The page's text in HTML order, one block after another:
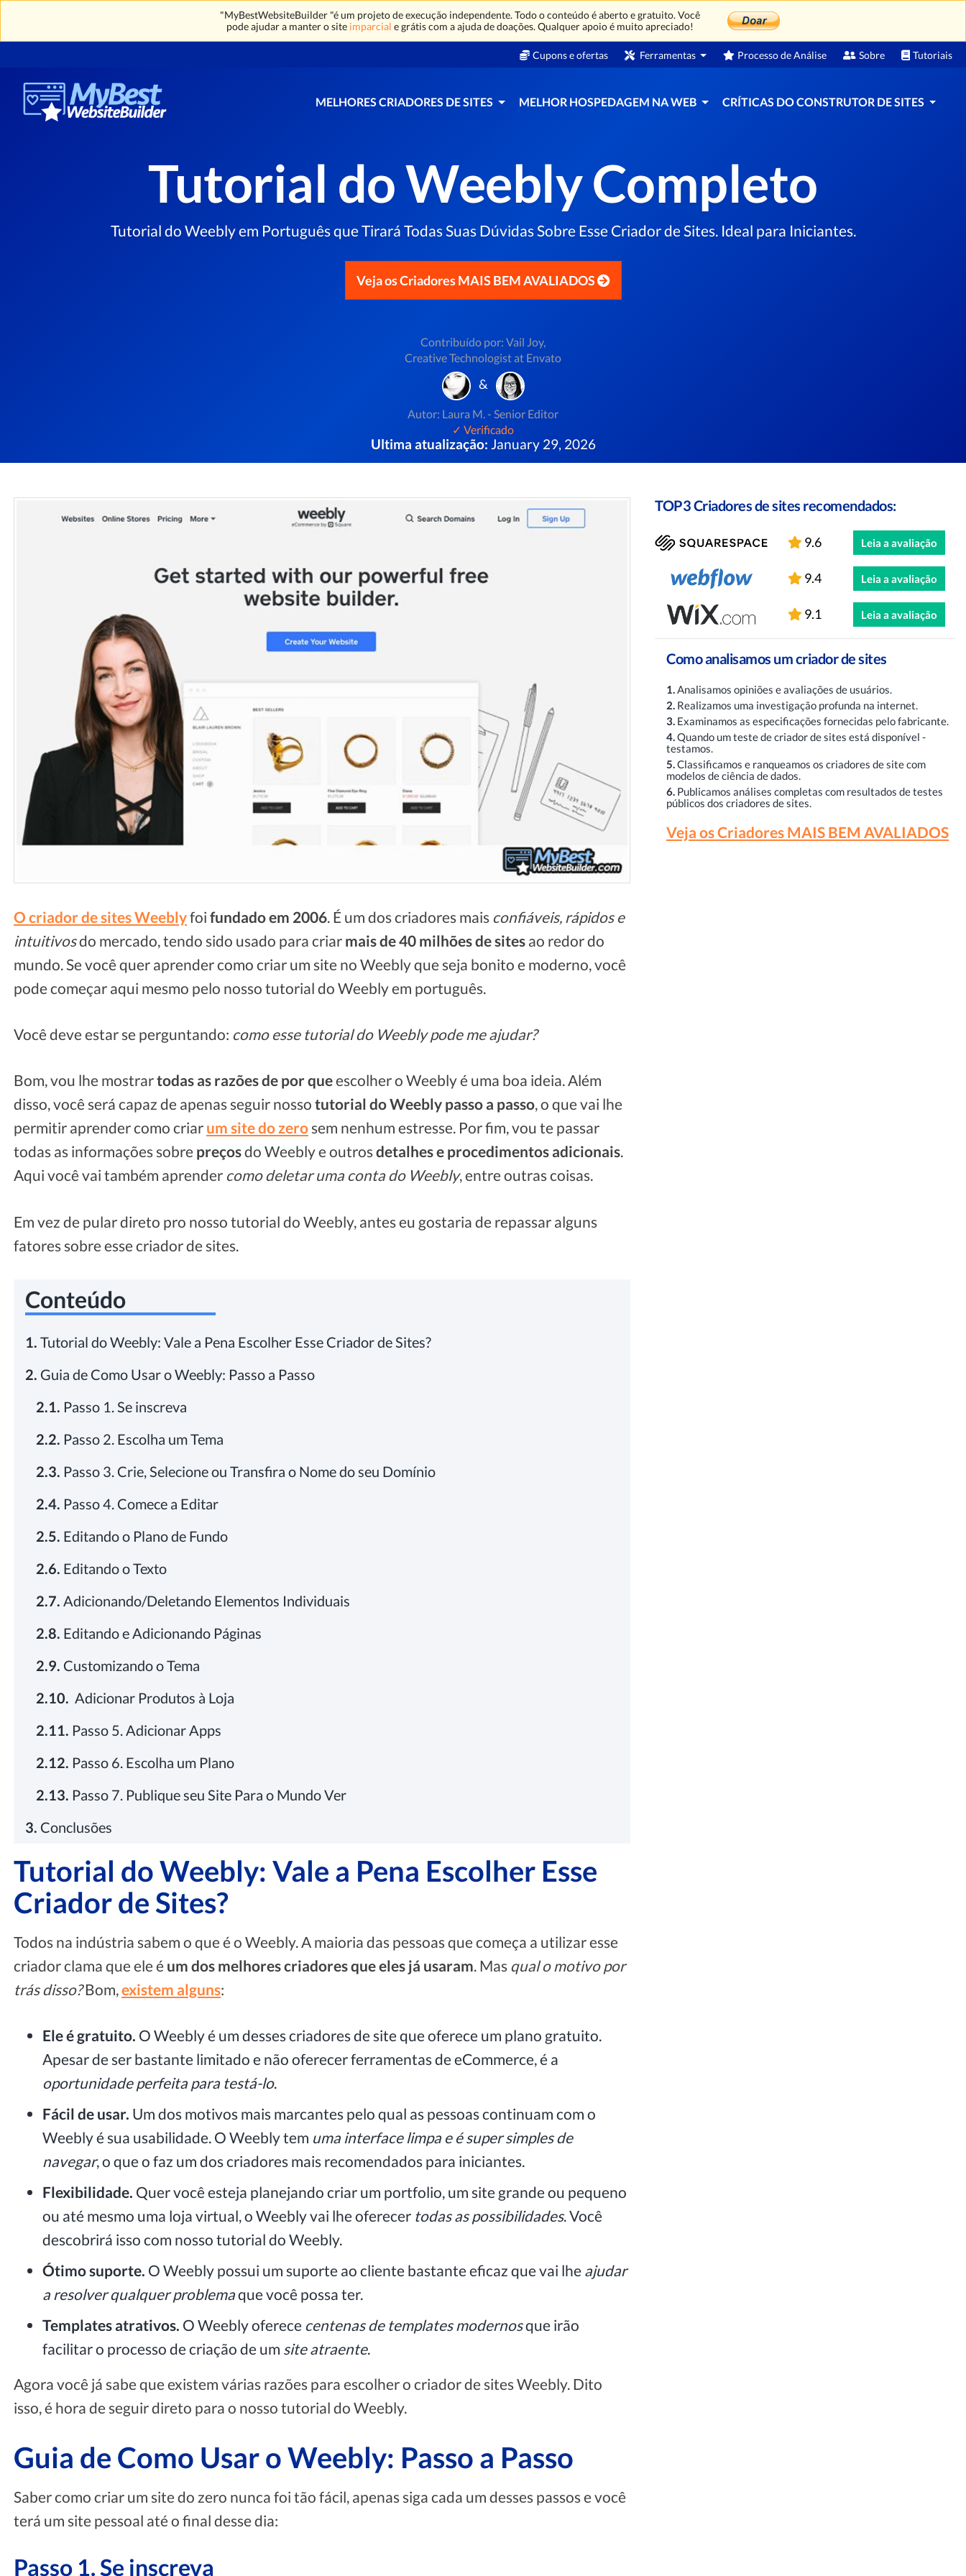
"MyBestWebsiteBuilder "é um projeto de execução independente. Todo o conteúdo é aberto e gratuito. Você
pode ajudar a manter o site imparcial e grátis com a ajuda de doações. Qualquer apoio é muito apreciado!
Cupons e ofertas Ferramentas Processo de Análise Sobre Tutoriais
MELHORES CRIADORES DE SITES MELHOR HOSPEDAGEM NA WEB CRÍTICAS DO CONSTRUTOR DE SITES
Tutorial do Weebly Completo
Tutorial do Weebly em Português que Tirará Todas Suas Dúvidas Sobre Esse Criador de Sites. Ideal para Iniciantes.
Veja os Criadores MAIS BEM AVALIADOS
Contribuído por: Vail Joy,
Creative Technologist at Envato
&
Autor: Laura M. - Senior Editor
✓ Verificado
Ultima atualização: January 29, 2026
O criador de sites Weeblyfoi fundado em 2006. É um dos criadores mais confiáveis, rápidos e
intuitivosdo mercado, tendo sido usado para criar mais de 40 milhões de sites ao redor do
mundo. Se você quer aprender como criar um site no Weebly que seja bonito e moderno, você
pode começar aqui mesmo pelo nosso tutorial do Weebly em português.
Você deve estar se perguntando: como esse tutorial do Weebly pode me ajudar?
Bom, vou lhe mostrartodas as razões de por queescolher o Weebly é uma boa ideia. Além
disso, você será capaz de apenas seguir nosso tutorial do Weebly passo a passo, o que vai lhe
permitir aprender como criar um site do zerosem nenhum estresse. Por fim, vou te passar
todas as informações sobre preçosdo Weebly e outrosdetalhes e procedimentos adicionais.
Aqui você vai também aprender como deletar uma conta do Weebly, entre outras coisas.
Em vez de pular direto pro nosso tutorial do Weebly, antes eu gostaria de repassar alguns
fatores sobre esse criador de sites.
Conteúdo
1. Tutorial do Weebly: Vale a Pena Escolher Esse Criador de Sites?
2. Guia de Como Usar o Weebly: Passo a Passo
2.1. Passo 1. Se inscreva
2.2. Passo 2. Escolha um Tema
2.3. Passo 3. Crie, Selecione ou Transfira o Nome do seu Domínio
2.4. Passo 4. Comece a Editar
2.5. Editando o Plano de Fundo
2.6. Editando o Texto
2.7. Adicionando/Deletando Elementos Individuais
2.8. Editando e Adicionando Páginas
2.9. Customizando o Tema
2.10. Adicionar Produtos à Loja
2.11. Passo 5. Adicionar Apps
2.12. Passo 6. Escolha um Plano
2.13. Passo 7. Publique seu Site Para o Mundo Ver
3. Conclusões
Tutorial do Weebly: Vale a Pena Escolher Esse
Criador de Sites?
Todos na indústria sabem o que é o Weebly. A maioria das pessoas que começa a utilizar esse
criador clama que ele é um dos melhores criadores que eles já usaram. Mas qual o motivo por
trás disso?Bom, existem alguns:
Ele é gratuito. O Weebly é um desses criadores de site que oferece um plano gratuito.
Apesar de ser bastante limitado e não oferecer ferramentas de eCommerce, é a
oportunidade perfeita para testá-lo.
Fácil de usar. Um dos motivos mais marcantes pelo qual as pessoas continuam com o
Weebly é sua usabilidade. O Weebly tem uma interface limpa e é super simples de
navegar, o que o faz um dos criadores mais recomendados para iniciantes.
Flexibilidade. Quer você esteja planejando criar um portfolio, um site grande ou pequeno
ou até mesmo uma loja virtual, o Weebly vai lhe oferecer todas as possibilidades. Você
descobrirá isso com nosso tutorial do Weebly.
Ótimo suporte. O Weebly possui um suporte ao cliente bastante eficaz que vai lhe ajudar
a resolver qualquer problemaque você possa ter.
Templates atrativos. O Weebly oferece centenas de templates modernosque irão
facilitar o processo de criação de um site atraente.
Agora você já sabe que existem várias razões para escolher o criador de sites Weebly. Dito
isso, é hora de seguir direto para o nosso tutorial do Weebly.
Guia de Como Usar o Weebly: Passo a Passo
Saber como criar um site do zero nunca foi tão fácil, apenas siga cada um desses passos e você
terá um site pessoal até o final desse dia:
Passo 1. Se inscreva
TOP3 Criadores de sites recomendados:
9.6 Leia a avaliação
9.4 Leia a avaliação
9.1 Leia a avaliação
Como analisamos um criador de sites
1.Analisamos opiniões e avaliações de usuários.
2. Realizamos uma investigação profunda na internet.
3. Examinamos as especificações fornecidas pelo fabricante.
4.Quando um teste de criador de sites está disponível -
testamos.
5.Classificamos e ranqueamos os criadores de site com
modelos de ciência de dados.
6. Publicamos análises completas com resultados de testes
públicos dos criadores de sites.
Veja os Criadores MAIS BEM AVALIADOS